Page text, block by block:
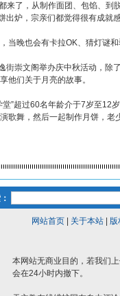
来了，从制作面团、包馅、到
出炉，宗亲们都觉得很有成就
当晚也会有卡拉OK、猜灯谜
街崇文阁举办庆中秋活动，除
他们关于月亮的故事。
”超过60名年龄介于7岁至12
歌舞，然后一起制作月饼，老
网站首页| 关于本站| 版
本网站无商业目的，若我们
会在24小时内撤下。